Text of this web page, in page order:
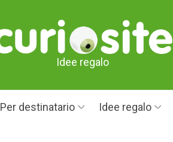
Idee regalo
Per destinatario Idee regalo